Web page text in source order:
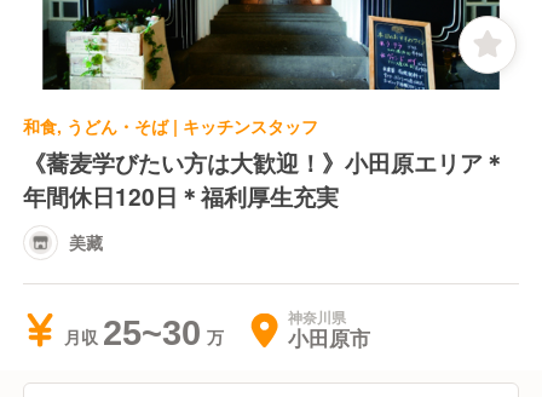
和食, うどん・そば | キッチンスタッフ
《蕎麦学びたい方は大歓迎！》小田原エリア＊
年間休日120日＊福利厚生充実
美藏
月収 25~30 神奈川県
小田原市